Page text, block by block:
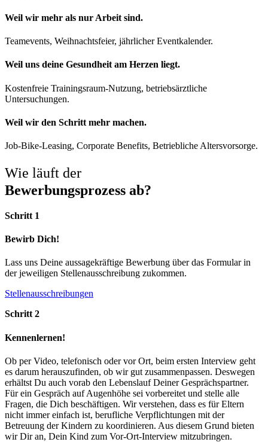
Weil wir mehr als nur Arbeit sind.
Teamevents, Weihnachtsfeier, jährlicher Eventkalender.
Weil uns deine Gesundheit am Herzen liegt.
Kostenfreie Trainingsraum-Nutzung, betriebsärztliche
Untersuchungen.
Weil wir den Schritt mehr machen.
Job-Bike-Leasing, Corporate Benefits, Betriebliche Altersvorsorge.
Wie läuft der
Bewerbungsprozess ab?
Schritt 1
Bewirb Dich!
Lass uns Deine aussagekräftige Bewerbung über das Formular in
der jeweiligen Stellenausschreibung zukommen.
Stellenausschreibungen
Schritt 2
Kennenlernen!
Ob per Video, telefonisch oder vor Ort, beim ersten Interview geht
es darum herauszufinden, ob wir gut zusammenpassen. Deswegen
erhältst Du auch vorab den Lebenslauf Deiner Gesprächspartner.
Für ein Gespräch auf Augenhöhe sei vorbereitet und stelle alle
Fragen, die Dich beschäftigen. Wir verstehen, dass es für Eltern
nicht immer einfach ist, berufliche Verpflichtungen mit der
Betreuung der Kindern zu koordinieren. Aus diesem Grund bieten
wir Dir an, Dein Kind zum Vor-Ort-Interview mitzubringen.